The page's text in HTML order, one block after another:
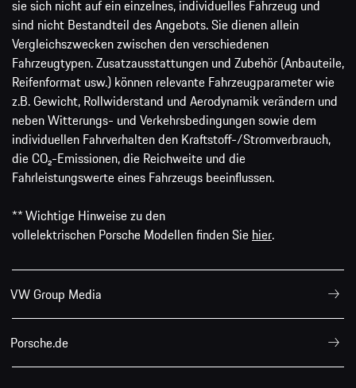
sie sich nicht auf ein einzelnes, individuelles Fahrzeug und
sind nicht Bestandteil des Angebots. Sie dienen allein
Vergleichszwecken zwischen den verschiedenen
Fahrzeugtypen. Zusatzausstattungen und Zubehör (Anbauteile,
Reifenformat usw.) können relevante Fahrzeugparameter wie
z.B. Gewicht, Rollwiderstand und Aerodynamik verändern und
neben Witterungs- und Verkehrsbedingungen sowie dem
individuellen Fahrverhalten den Kraftstoff-/Stromverbrauch,
die CO₂-Emissionen, die Reichweite und die
Fahrleistungswerte eines Fahrzeugs beeinflussen.
** Wichtige Hinweise zu den
vollelektrischen Porsche Modellen finden Sie hier.
VW Group Media
Porsche.de